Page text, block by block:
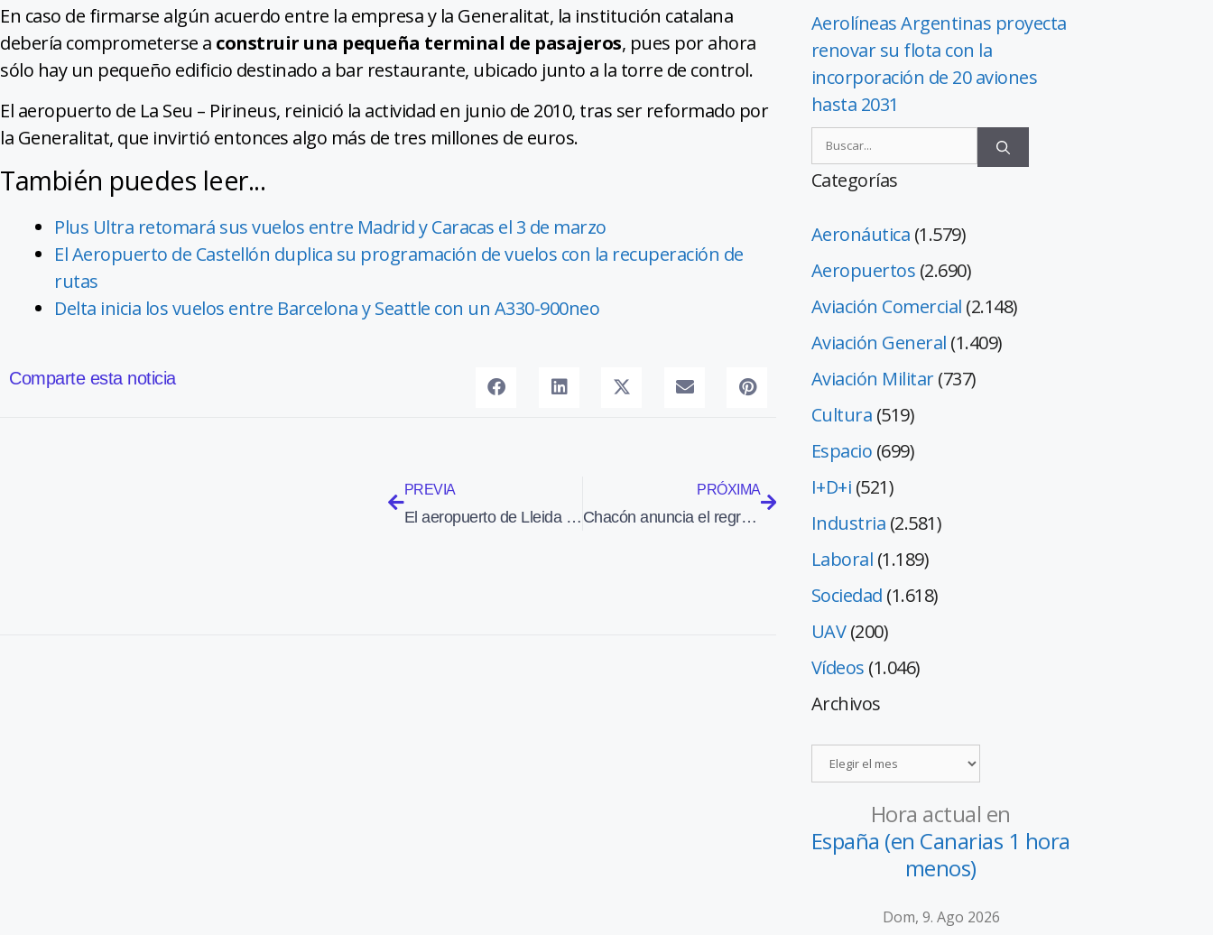
En caso de firmarse algún acuerdo entre la empresa y la Generalitat, la institución catalana
debería comprometerse a construir una pequeña terminal de pasajeros, pues por ahora
sólo hay un pequeño edificio destinado a bar restaurante, ubicado junto a la torre de control.
El aeropuerto de La Seu – Pirineus, reinició la actividad en junio de 2010, tras ser reformado por
la Generalitat, que invirtió entonces algo más de tres millones de euros.
También puedes leer...
Plus Ultra retomará sus vuelos entre Madrid y Caracas el 3 de marzo
El Aeropuerto de Castellón duplica su programación de vuelos con la recuperación de
rutas
Delta inicia los vuelos entre Barcelona y Seattle con un A330-900neo
Comparte esta noticia
PREVIA
El aeropuerto de Lleida ultima los trabajos de adecuación para acoger nuevos turoperadores
PRÓXIMA
Chacón anuncia el regreso a España de los cuatro F-18 desplegados en Libia
Aerolíneas Argentinas proyecta
renovar su flota con la
incorporación de 20 aviones
hasta 2031
Categorías
Aeronáutica (1.579)
Aeropuertos (2.690)
Aviación Comercial (2.148)
Aviación General (1.409)
Aviación Militar(737)
Cultura (519)
Espacio (699)
I+D+i (521)
Industria (2.581)
Laboral (1.189)
Sociedad (1.618)
UAV(200)
Vídeos (1.046)
Archivos
Hora actual en
España (en Canarias 1 hora
menos)